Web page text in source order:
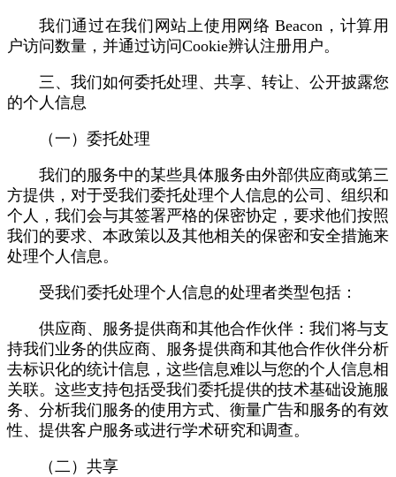
我们通过在我们网站上使用网络 Beacon，计算用
户访问数量，并通过访问Cookie辨认注册用户。
三、我们如何委托处理、共享、转让、公开披露您
的个人信息
（一）委托处理
我们的服务中的某些具体服务由外部供应商或第三
方提供，对于受我们委托处理个人信息的公司、组织和
个人，我们会与其签署严格的保密协定，要求他们按照
我们的要求、本政策以及其他相关的保密和安全措施来
处理个人信息。
受我们委托处理个人信息的处理者类型包括：
供应商、服务提供商和其他合作伙伴：我们将与支
持我们业务的供应商、服务提供商和其他合作伙伴分析
去标识化的统计信息，这些信息难以与您的个人信息相
关联。这些支持包括受我们委托提供的技术基础设施服
务、分析我们服务的使用方式、衡量广告和服务的有效
性、提供客户服务或进行学术研究和调查。
（二）共享